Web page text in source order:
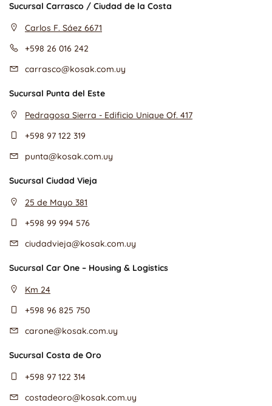
Sucursal Carrasco / Ciudad de la Costa
Carlos F. Sáez 6671
+598 26 016 242
carrasco@kosak.com.uy
Sucursal Punta del Este
Pedragosa Sierra - Edificio Unique Of. 417
+598 97 122 319
punta@kosak.com.uy
Sucursal Ciudad Vieja
25 de Mayo 381
+598 99 994 576
ciudadvieja@kosak.com.uy
Sucursal Car One – Housing & Logistics
Km 24
+598 96 825 750
carone@kosak.com.uy
Sucursal Costa de Oro
+598 97 122 314
costadeoro@kosak.com.uy